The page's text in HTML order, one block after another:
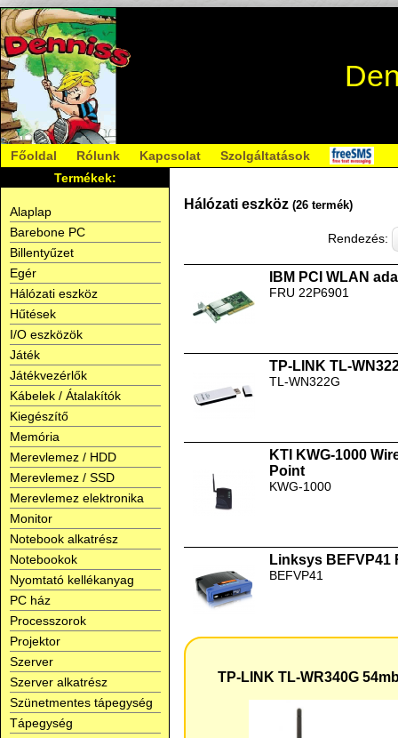
Főoldal Rólunk Kapcsolat
Szolgáltatások
Termékek:
Alaplap
Barebone PC
Billentyűzet
Egér
Hálózati eszköz
Hűtések
I/O eszközök
Játék
Játékvezérlők
Kábelek / Átalakítók
Kiegészítő
Memória
Merevlemez / HDD
Merevlemez / SSD
Merevlemez elektronika
Monitor
Notebook alkatrész
Notebookok
Nyomtató kellékanyag
PC ház
Processzorok
Projektor
Szerver
Szerver alkatrész
Szünetmentes tápegység
Tápegység
Hálózati eszköz (26 termék)
Rendezés:
IBM PCI WLAN
FRU 22P6901
TP-LINK TL-
TL-WN322G
KTI KWG-1000
Point
KWG-1000
Linksys BEFVP41
BEFVP41
TP-LINK TL-WR340G